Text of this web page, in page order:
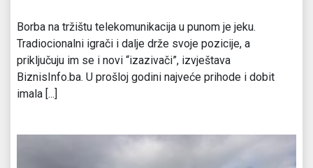
Borba na tržištu telekomunikacija u punom je jeku.
Tradiocionalni igrači i dalje drže svoje pozicije, a
priključuju im se i novi “izazivači”, izvještava
BiznisInfo.ba. U prošloj godini najveće prihode i dobit
imala [...]